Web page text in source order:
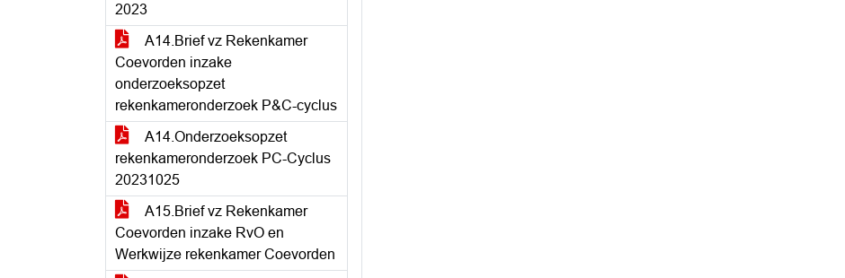
2023
A14.Brief vz Rekenkamer
Coevorden inzake
onderzoeksopzet
rekenkameronderzoek P&C-cyclus
A14.Onderzoeksopzet
rekenkameronderzoek PC-Cyclus
20231025
A15.Brief vz Rekenkamer
Coevorden inzake RvO en
Werkwijze rekenkamer Coevorden